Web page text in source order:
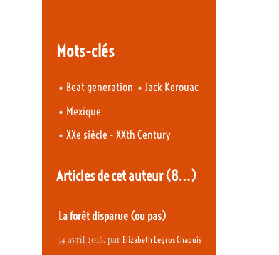
Mots-clés
• Beat generation •Jack Kerouac
• Mexique
• XXe siècle - XXth Century
Articles de cet auteur(8…)
La forêt disparue (ou pas)
14 avril 2016, par Elizabeth Legros Chapuis